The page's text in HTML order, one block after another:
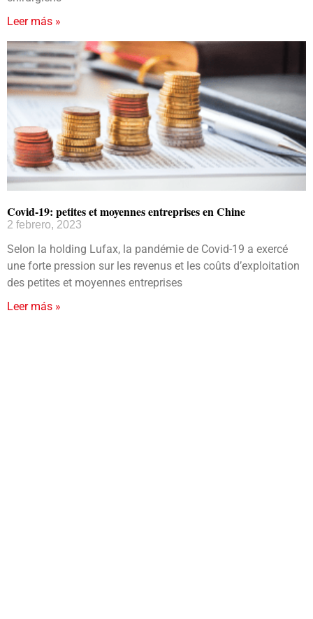
Leer más »
Covid-19: petites et moyennes entreprises en Chine
2 febrero, 2023
Selon la holding Lufax, la pandémie de Covid-19 a exercé
une forte pression sur les revenus et les coûts d’exploitation
des petites et moyennes entreprises
Leer más »